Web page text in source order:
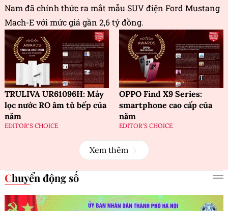
Nam đã chính thức ra mắt mẫu SUV điện Ford Mustang
Mach-E với mức giá gần 2,6 tỷ đồng.
TRULIVA UR61096H: Máy
lọc nước RO âm tủ bếp của
năm
EDITOR'S CHOICE
OPPO Find X9 Series:
smartphone cao cấp của
năm
EDITOR'S CHOICE
Xem thêm
Chuyển động số